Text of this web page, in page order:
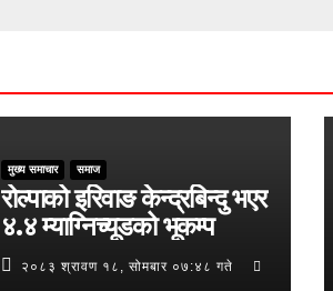
मुख्य समाचार समाज
रोल्पाको इरिवाङ केन्द्रबिन्दु भएर
४.४ म्याग्निच्यूडको भूकम्प
२०८३ श्रावण १८, सोमबार ०७:४८ गते